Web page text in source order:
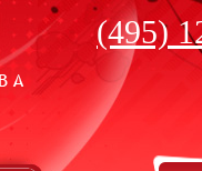
(495)